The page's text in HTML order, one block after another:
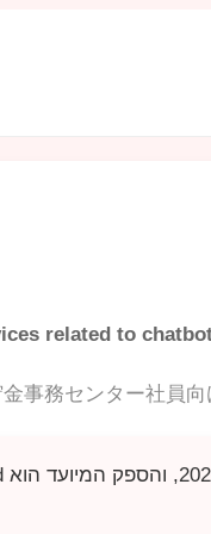
related to
事務センター社員